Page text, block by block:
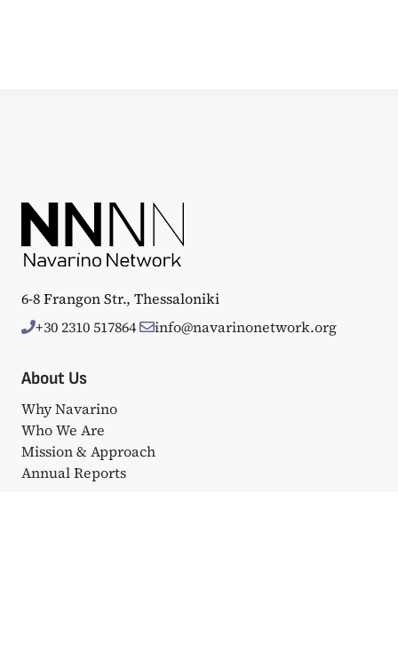
6-8 Frangon Str., Thessaloniki
+30 2310 517864
info@navarinonetwork.org
About Us
Why Navarino
Who We Are
Mission & Approach
Annual Reports